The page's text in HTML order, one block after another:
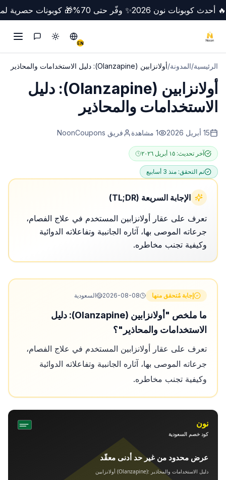
🔥 أحدث كوبونات نون 2026 ✨ وفّر حتى 70% 🎁 كوبونات حصرية
EN
Switch to English
تبديل الوضع
التواصل
الرئيسية/المدونة/أولانزابين (Olanzapine): دليل الاستخدامات والمحاذير
أولانزابين (Olanzapine): دليل
الاستخدامات والمحاذير
15 أبريل 2026 1 مشاهدة فريق NoonCoupons
آخر تحديث: ١٥ أبريل ٢٠٢٦
تم التحقق: منذ 3 أسابيع
الإجابة السريعة (TL;DR)
تعرف على عقار أولانزابين المستخدم في علاج الفصام،
جرعاته الموصى بها، آثاره الجانبية وتفاعلاته الدوائية
وكيفية تجنب مخاطره.
إجابة مُتحقق منها 2026-08-08 السعودية
ما ملخص "أولانزابين (Olanzapine): دليل
الاستخدامات والمحاذير"؟
تعرف على عقار أولانزابين المستخدم في علاج الفصام،
جرعاته الموصى بها، آثاره الجانبية وتفاعلاته الدوائية
وكيفية تجنب مخاطره.